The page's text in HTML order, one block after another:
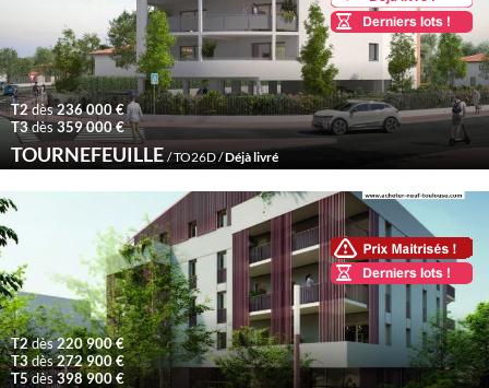
T2dès236 000 €
T3dès359 000 €
TOURNEFEUILLE/ TO26D /Déjà livré
T2dès220 900 €
T3dès272 900 €
T5dès398 900 €